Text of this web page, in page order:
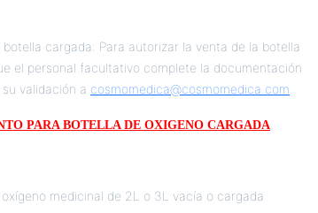
cargada: Para autorizar la venta de la botella
el personal facultativo complete la documentación
validación a cosmomedica@cosmomedica.com
PARA BOTELLA DE OXIGENO CARGADA
medicinal de 2L o 3L vacía o cargada